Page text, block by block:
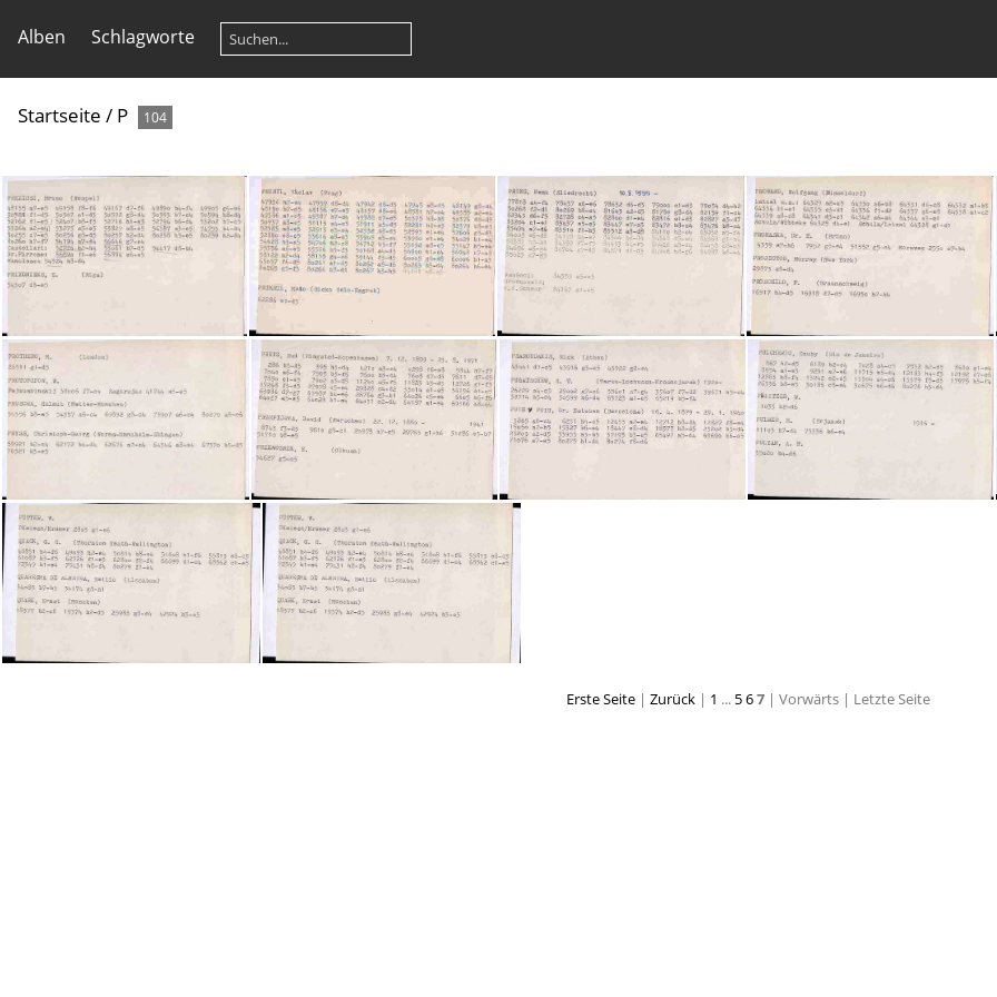
Alben Schlagworte
Startseite / P 104
20230206182021-df286ba3 20230206182021-e63c54d7 20230206182022-0d470192 20230206182023-37b7654c
20230206182025-09d7699b 20230206182025-6a198c3a
Erste Seite| Zurück| 1 ... 567 | Vorwärts | Letzte Seite